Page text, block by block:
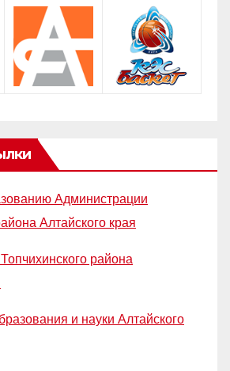
Администрации
Алтайского края
района
и науки Алтайского